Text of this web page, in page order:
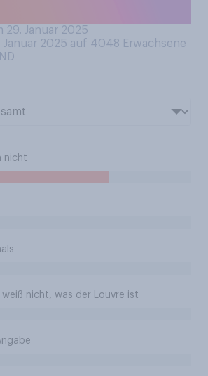
Januar 2025
Januar 2025 auf 4048 Erwachsene
nicht
nicht, was der Louvre ist